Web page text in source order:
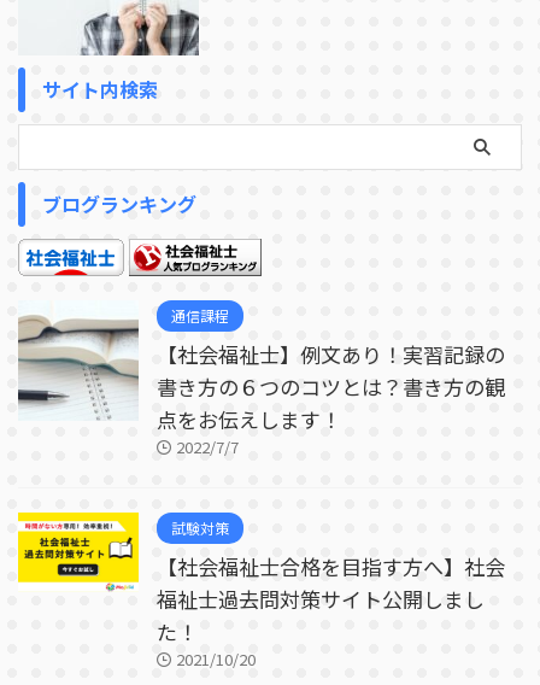
サイト内検索
ブログランキング
通信課程
【社会福祉士】例文あり！実習記録の
書き方の６つのコツとは？書き方の観
点をお伝えします！
2022/7/7
試験対策
【社会福祉士合格を目指す方へ】社会
福祉士過去問対策サイト公開しまし
た！
2021/10/20